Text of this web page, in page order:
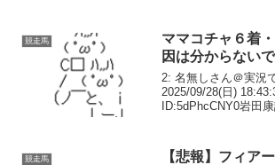
ZBAT!#Calandagan ...
競走馬
ママコチャ６着
因は分からないで
2: 名無しさん＠実況
2025/09/28(日)
ID:5dPhcCNY0岩田
ョンで競馬ができま
競走馬
【悲報】フィア